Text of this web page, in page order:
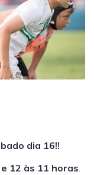
dia 16!!
12 às 11 horas.